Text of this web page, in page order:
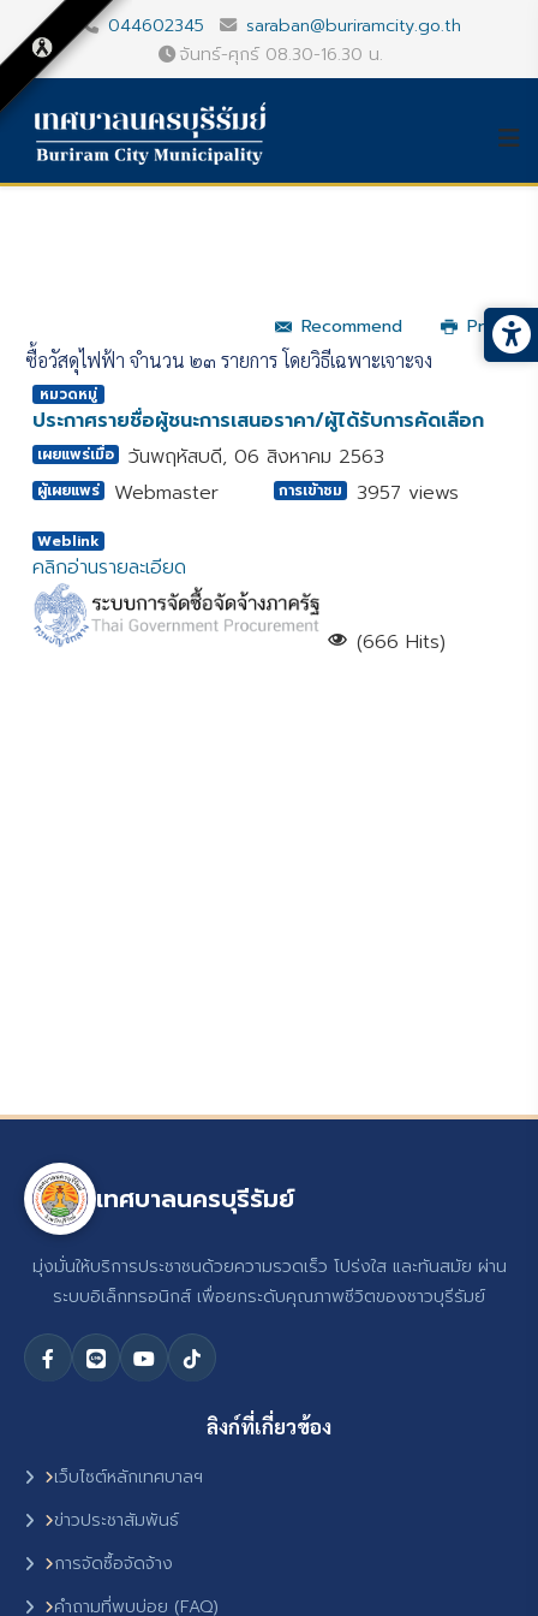
044602345
saraban@buriramcity.go.th
จันทร์-ศุกร์ 08.30-16.30 น.
Recommend
Print
ซื้อวัสดุไฟฟ้า จำนวน ๒๓ รายการ โดยวิธีเฉพาะเจาะจง
หมวดหมู่
ประกาศรายชื่อผู้ชนะการเสนอราคา/ผู้ได้รับการคัดเลือก
เผยแพร่เมื่อ วันพฤหัสบดี, 06 สิงหาคม 2563
ผู้เผยแพร่ Webmaster การเข้าชม 3957 views
Weblink
คลิกอ่านรายละเอียด
(666 Hits)
เทศบาลนครบุรีรัมย์
มุ่งมั่นให้บริการประชาชนด้วยความรวดเร็ว โปร่งใส และทันสมัย ผ่าน
ระบบอิเล็กทรอนิกส์ เพื่อยกระดับคุณภาพชีวิตของชาวบุรีรัมย์
ลิงก์ที่เกี่ยวข้อง
เว็บไซต์หลักเทศบาลฯ
ข่าวประชาสัมพันธ์
การจัดซื้อจัดจ้าง
คำถามที่พบบ่อย (FAQ)